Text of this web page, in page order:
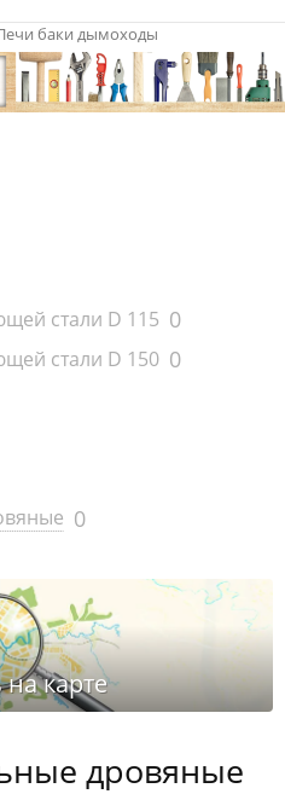
баки дымоходы
стали D 115 0
стали D 150 0
0
дровяные